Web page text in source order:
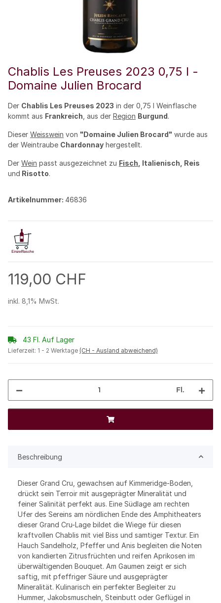
Chablis Les Preuses 2023 0,75 l -
Domaine Julien Brocard
Der Chablis Les Preuses 2023 in der 0,75 l Weinflasche
kommt aus Frankreich , aus der Region Burgund.
Dieser Weisswein von "Domaine Julien Brocard" wurde aus
der Weintraube Chardonnay hergestellt.
Der Wein passt ausgezeichnet zu Fisch , Italienisch, Reis
und Risotto.
Artikelnummer: 46836
119,00 CHF
inkl. 8,1% MwSt.
43 Fl. Auf Lager
Lieferzeit: 1 - 2 Werktage (CH - Ausland abweichend)
Fl.
Beschreibung
Dieser Grand Cru, gewachsen auf Kimmeridge-Boden,
drückt sein Terroir mit ausgeprägter Mineralität und
feiner Salinität perfekt aus. Eine Südlage am rechten
Ufer des Sereins am nördlichen Ende des Amphitheaters
dieser Grand Cru-Lage bildet die Wiege für diesen
kraftvollen Chablis mit viel Biss und samtiger Textur. Ein
Hauch Sandelholz, Pfeffer und Anis begleiten die Noten
von kandierten Zitrusfrüchten und reifen Aprikosen im
überwältigenden Bouquet. Am Gaumen zeigt er sich
saftig, mit pfeffriger Säure und ausgeprägter
Mineralität. Kulinarisch ein perfekter Begleiter zu
Hummer, Jakobsmuscheln, Steinbutt oder Geflügel in